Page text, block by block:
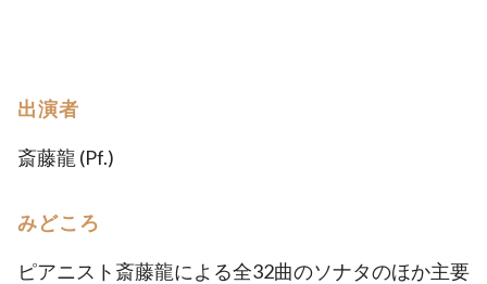
出演者
斎藤龍 (Pf.)
みどころ
ピアニスト斎藤龍による全32曲のソナタのほか主要